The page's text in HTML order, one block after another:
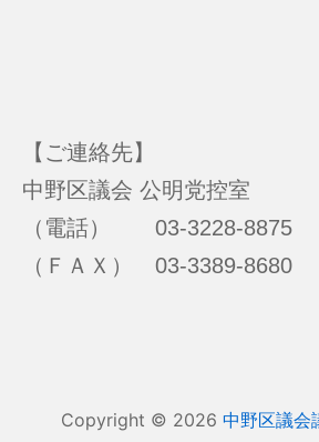
【ご連絡先】
中野区議会 公明党控室
（電話） 03-3228-8875
（ＦＡＸ） 03-3389-8680
Copyright © 2026 中野区議